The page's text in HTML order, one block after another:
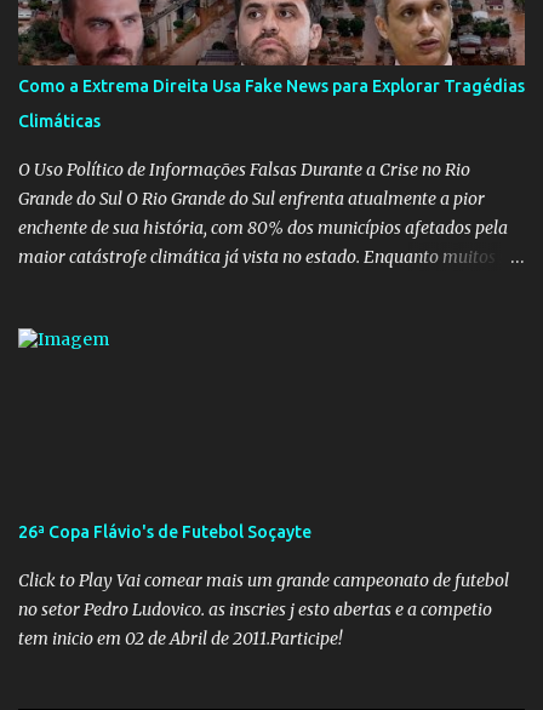
na gestão... Mas as mentiras de Carlos Alberto Decotelli podem
trazer mais problemas do que soluções a Educação brasileira,
afinal de contas como acreditar em algo proposto pelo novo
ministro sem imaginar que ele só esta querendo auferir vantagens
pessoais em uma pasta de tamanha envergadura e influência na
vida dos brasileiros. Evelin Azevedo escreveu brilhantemen...
Como a Extrema Direita Usa Fake News para Explorar Tragédias
Climáticas
O Uso Político de Informações Falsas Durante a Crise no Rio
Grande do Sul O Rio Grande do Sul enfrenta atualmente a pior
enchente de sua história, com 80% dos municípios afetados pela
maior catástrofe climática já vista no estado. Enquanto muitos se
voluntários e das forças governamentais, impactando diretamente
desinformações, chegando ao ponto de o governo federal pedir
uma investigação para identificar os autores dessas notícias falsas.
O Negacionismo Climático da Extrema Direita Essa disseminação
de fake news não é uma surpresa, pois faz parte de um padrão...
26ª Copa Flávio's de Futebol Soçayte
Click to Play Vai comear mais um grande campeonato de futebol
no setor Pedro Ludovico. as inscries j esto abertas e a competio
tem inicio em 02 de Abril de 2011.Participe!